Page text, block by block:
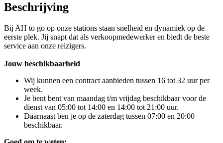
Beschrijving
Bij AH to go op onze stations staan snelheid en dynamiek op de
eerste plek. Jij snapt dat als verkoopmedewerker en biedt de beste
service aan onze reizigers.
Jouw beschikbaarheid
Wij kunnen een contract aanbieden tussen 16 tot 32 uur per
week.
Je bent bent van maandag t/m vrijdag beschikbaar voor de
dienst van 05:00 tot 14:00 en 14:00 tot 21:00 uur.
Daarnaast ben je op de zaterdag tussen 07:00 en 20:00
beschikbaar.